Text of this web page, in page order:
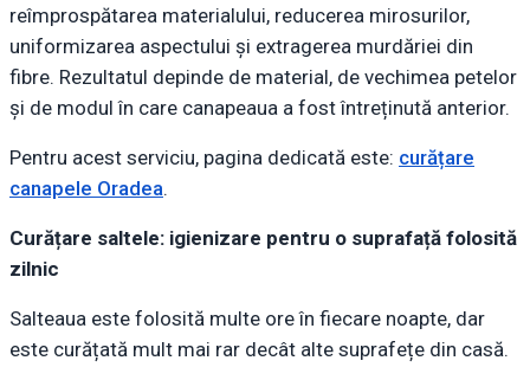
reîmprospătarea materialului, reducerea mirosurilor,
uniformizarea aspectului și extragerea murdăriei din
fibre. Rezultatul depinde de material, de vechimea petelor
și de modul în care canapeaua a fost întreținută anterior.
Pentru acest serviciu, pagina dedicată este: curățare
canapele Oradea.
Curățare saltele: igienizare pentru o suprafață folosită
zilnic
Salteaua este folosită multe ore în fiecare noapte, dar
este curățată mult mai rar decât alte suprafețe din casă.